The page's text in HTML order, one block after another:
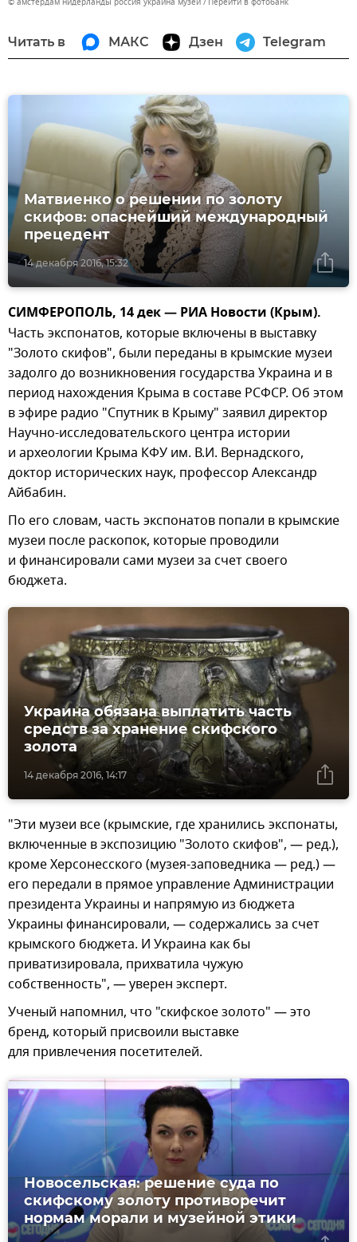
Читать в МАКС Дзен Telegram
14 декабря 2016, 15:32
Матвиенко о решении по золоту
скифов: опаснейший международный
прецедент
СИМФЕРОПОЛЬ, 14 дек — РИА Новости (Крым).
Часть экспонатов, которые включены в выставку
"Золото скифов", были переданы в крымские музеи
задолго до возникновения государства Украина и в
период нахождения Крыма в составе РСФСР. Об этом
в эфире радио "Спутник в Крыму" заявил директор
Научно-исследовательского центра истории
и археологии Крыма КФУ им. В.И. Вернадского,
доктор исторических наук, профессор Александр
Айбабин.
По его словам, часть экспонатов попали в крымские
музеи после раскопок, которые проводили
и финансировали сами музеи за счет своего
бюджета.
14 декабря 2016, 14:17
Украина обязана выплатить часть
средств за хранение скифского
золота
"Эти музеи все (крымские, где хранились экспонаты,
включенные в экспозицию "Золото скифов", — ред.),
кроме Херсонесского (музея-заповедника — ред.) —
его передали в прямое управление Администрации
президента Украины и напрямую из бюджета
Украины финансировали, — содержались за счет
крымского бюджета. И Украина как бы
приватизировала, прихватила чужую
собственность", — уверен эксперт.
Ученый напомнил, что "скифское золото" — это
бренд, который присвоили выставке
для привлечения посетителей.
Новосельская: решение суда по
скифскому золоту противоречит
нормам морали и музейной этики